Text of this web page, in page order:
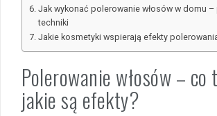
Jak wykonać polerowanie włosów w domu –
techniki
Jakie kosmetyki wspierają efekty
Polerowanie włosów –
jakie są efekty?